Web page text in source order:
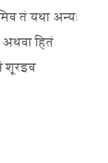
तं यथा अन्यः
अथवा हितं
शूरइव